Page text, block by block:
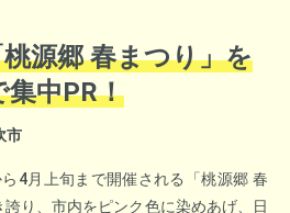
県の銚子電鉄は「ぬれ煎餅」「まず
販売しました。
源郷 春まつり」を
中PR！
市
4月上旬まで開催される「桃源郷 春
り、市内をピンク色に染めあげ、日